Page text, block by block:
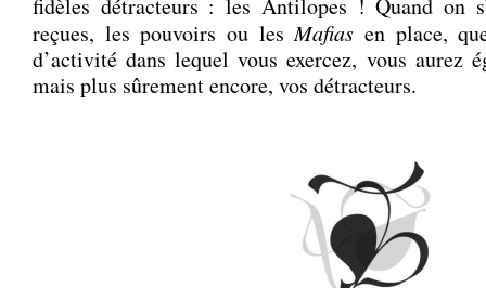
fidèles détracteurs : les Antilopes ! Quand on
reçues, les pouvoirs ou lesMafias en place,
d’activité dans lequel vous exercez, vous aurez
mais plus sûrement encore, vos détracteurs.